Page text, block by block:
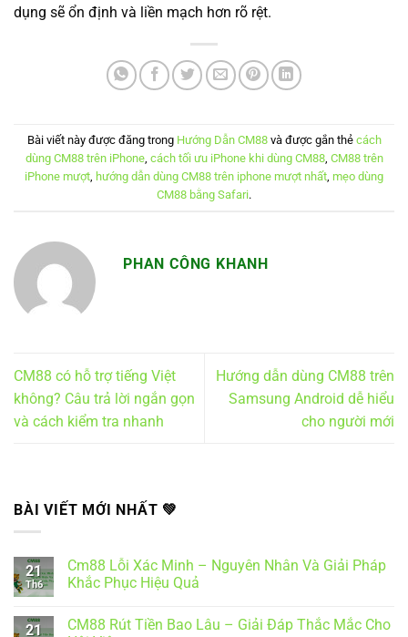
dụng sẽ ổn định và liền mạch hơn rõ rệt.
Bài viết này được đăng trong Hướng Dẫn CM88và được gắn thẻ cách
dùng CM88 trên iPhone, cách tối ưu iPhone khi dùng CM88, CM88 trên
iPhone mượt hướng dẫn dùng CM88 trên iphone mượt nhất mẹo dùng
CM88 bằng Safari.
PHAN CÔNG KHANH
CM88 có hỗ trợ tiếng Việt
không? Câu trả lời ngắn gọn
và cách kiểm tra nhanh
Hướng dẫn dùng CM88 trên
Samsung Android dễ hiểu
cho người mới
BÀI VIẾT MỚI NHẤT ️💚
21
Th6
Cm88 Lỗi Xác Minh – Nguyên Nhân Và Giải Pháp
Khắc Phục Hiệu Quả
bình
21
CM88 Rút Tiền Bao Lâu – Giải Đáp Thắc Mắc Cho